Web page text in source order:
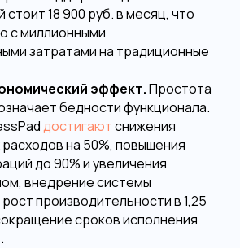
стоит 18 900 руб. в месяц, что
с миллионными
затратами на традиционные
эффект.Простота
бедности функционала.
достигаютснижения
на 50%, повышения
до 90% и увеличения
внедрение системы
производительности в 1,25
сроков исполнения